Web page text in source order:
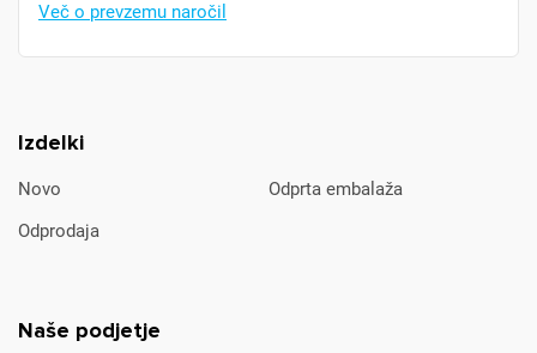
Izdelki
Novo
Odprta embalaža
Odprodaja
Naše podjetje
Več o prevzemu naročil